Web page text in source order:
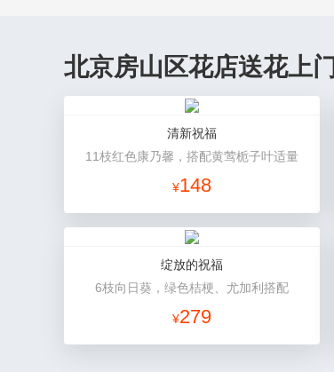
北京房山区花店送花上门
清新祝福
11枝红色康乃馨，搭配黄莺栀子叶适量
¥148
绽放的祝福
6枝向日葵，绿色桔梗、尤加利搭配
¥279